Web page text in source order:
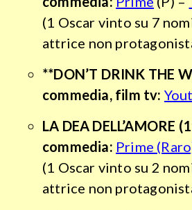
(1 Oscar vinto su 7
attrice non
**DON’T DRINK THE
commedia, film tv:
LA DEA DELL’AMORE
commedia: Prime
(1 Oscar vinto su 2
attrice non